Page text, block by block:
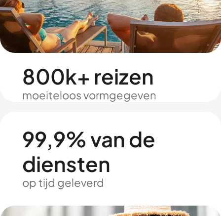
800k+ reizen
moeiteloos vormgegeven
99,9% van de
diensten
op tijd geleverd